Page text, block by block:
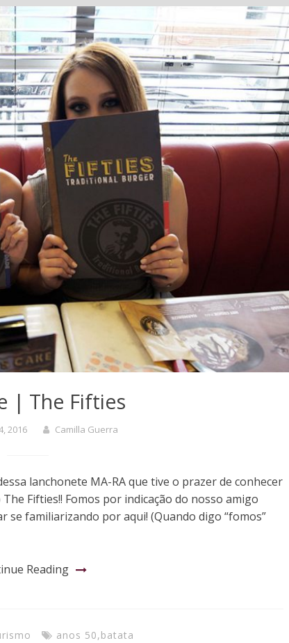
| The Fifties
2016 Camilla Guerra
lanchonete MA-RA que tive o prazer de conhecer
Fifties!! Fomos por indicação do nosso amigo
se familiarizando por aqui! (Quando digo “fomos”
Reading
anos 50,batata